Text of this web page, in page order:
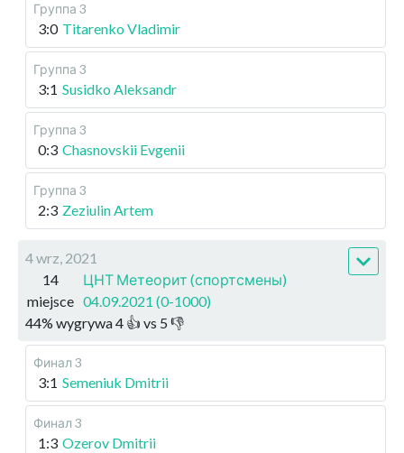
Группа 3
3:0 Titarenko Vladimir
Группа 3
3:1 Susidko Aleksandr
Группа 3
0:3 Chasnovskii Evgenii
Группа 3
2:3 Zeziulin Artem
4 wrz, 2021
14
miejsce
ЦНТ Метеорит (спортсмены)
04.09.2021 (0-1000)
44% wygrywa4 👍 vs 5 👎
Финал 3
3:1 Semeniuk Dmitrii
Финал 3
1:3 Ozerov Dmitrii